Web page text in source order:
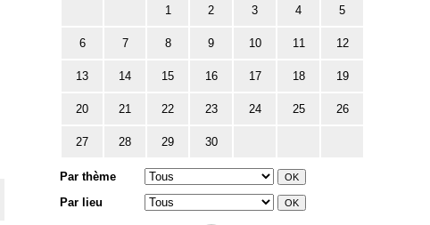
1 2 3 4 5
6 7 8 9 10 11 12
13 14 15 16 17 18 19
20 21 22 23 24 25 26
27 28 29 30
Par thème
Par lieu